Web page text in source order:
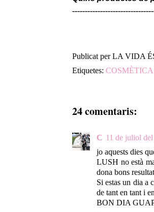
Publicat perLA VIDA
Etiquetes: COSMÈTICA
24 comentaris:
C 11 de juliol
jo aquests dies
LUSH no està
dona bons
Si estas un dia a
de tant en tant i
BON DIA